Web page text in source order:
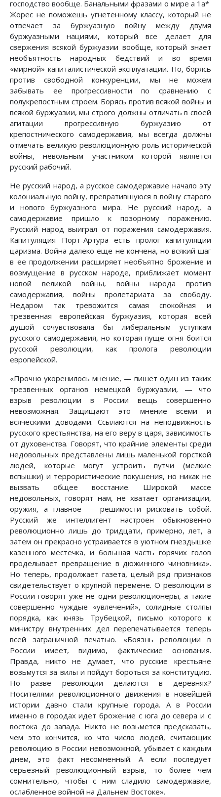
господство вообще. Банальными фразами о мире а 1а*
Жорес не поможешь угнетенному классу, который не
отвечает за буржуазную войну между двумя
буржуазными нациями, который все делает для
свержения всякой буржуазии вообще, который знает
необъятность народных бедствий и во время
«мирной» капиталистической эксплуатации. Но, борясь
против свободной конкуренции, мы не можем
забывать ее прогрессивности по сравнению с
полукрепостным строем. Борясь против всякой войны и
всякой буржуазии, мы строго должны отличать в своей
агитации прогрессивную буржуазию от
крепостнического самодержавия, мы всегда должны
отмечать великую революционную роль исторической
войны, невольным участником которой является
русский рабочий.
Не русский народ, а русское самодержавие начало эту
колониальную войну, превратившуюся в войну старого
и нового буржуазного мира. Не русский народ, а
самодержавие пришло к позорному поражению.
Русский народ выиграл от поражения самодержавия.
Капитуляция Порт-Артура есть пролог капитуляции
царизма. Война далеко еще не кончена, но всякий шаг
в ее продолжении расширяет необъятно брожение и
возмущение в русском народе, приближает момент
новой великой войны, войны народа против
самодержавия, войны пролетариата за свободу.
Недаром так тревожится самая спокойная и
трезвенная европейская буржуазия, которая всей
душой сочувствовала бы либеральным уступкам
русского самодержавия, но которая пуще огня боится
русской революции, как пролога революции
европейской.
«Прочно укоренилось мнение, — пишет один из таких
трезвенных органов немецкой буржуазии, — что
взрыв революции в России вещь совершенно
невозможная. Защищают это мнение всеми и
всяческими доводами. Ссылаются на неподвижность
русского крестьянства, на его веру в царя, зависимость
от духовенства. Говорят, что крайние элементы среди
недовольных представлены лишь маленькой горсткой
людей, которые могут устроить путчи (мелкие
вспышки) и террористические покушения, но никак не
вызвать общее восстание. Широкой массе
недовольных, говорят нам, не хватает организации,
оружия, а главное — решимости рисковать собой.
Русский же интеллигент настроен обыкновенно
революционно лишь до тридцати, примерно, лет, а
затем он прекрасно устраивается в уютном гнездышке
казенного местечка, и большая часть горячих голов
проделывает превращение в дюжинного чиновника».
Но теперь, продолжает газета, целый ряд признаков
свидетельствует о крупной перемене. О революции в
России говорят уже не одни революционеры, а такие
совершенно чуждые «увлечений», солидные столпы
порядка, как князь Трубецкой, письмо которого к
министру внутренних дел перепечатывается теперь
всей заграничной печатью. «Боязнь революции в
России имеет, видимо, фактические основания.
Правда, никто не думает, что русские крестьяне
возьмутся за вилы и пойдут бороться за конституцию.
Но разве революции делаются в деревнях?
Носителями революционного движения в новейшей
истории давно стали крупные города. А в России
именно в городах идет брожение с юга до севера и с
востока до запада. Никто не возьмется предсказать,
чем это кончится, ко что число людей, считающих
революцию в России невозможной, убывает с каждым
днем, это факт несомненный. А если последует
серьезный революционный взрыв, то более чем
сомнительно, чтобы с ним сладило самодержавие,
ослабленное войной на Дальнем Востоке».